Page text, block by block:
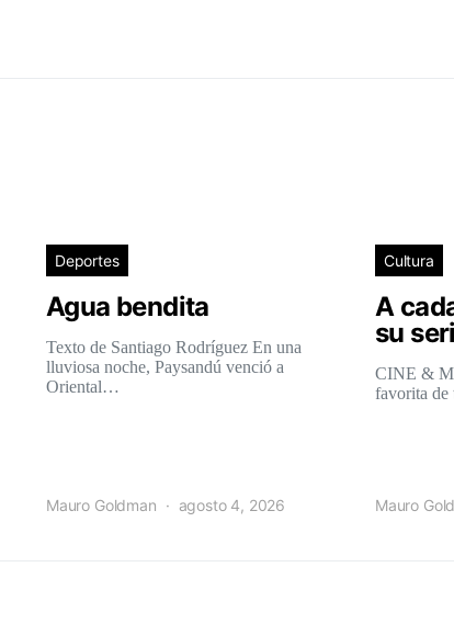
Deportes
Agua bendita
Texto de Santiago Rodríguez En una
lluviosa noche, Paysandú venció a
Oriental…
Mauro Goldman agosto 4, 2026
Cultura
A
su
CINE &
favorita de
Mauro